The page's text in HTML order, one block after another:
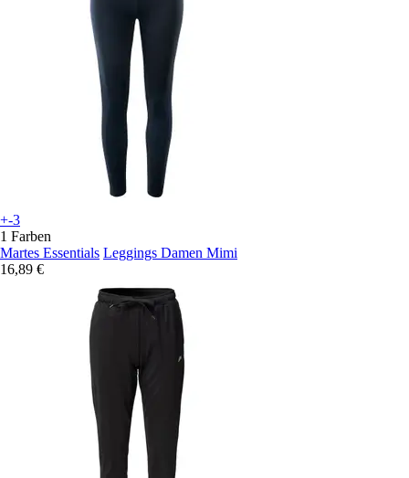
+-3
1 Farben
Martes Essentials Leggings Damen Mimi
16,89 €